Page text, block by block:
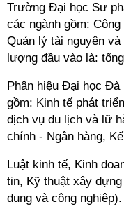
Trường Đại học Sư
các ngành gồm:
Quản lý tài nguyên
lượng đầu vào là:
Phân hiệu Đại học Đà
gồm: Kinh tế phát
dịch vụ du lịch và lữ
chính - Ngân hàng,
Luật kinh tế, Kinh
tin, Kỹ thuật xây
dụng và công nghiệp).